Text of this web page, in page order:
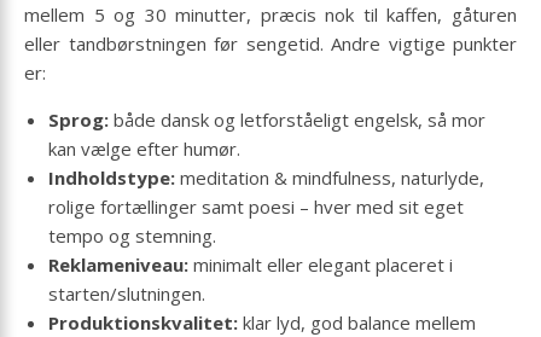
mellem 5 og 30 minutter, præcis nok til kaffen, gåturen
eller tandbørstningen før sengetid. Andre vigtige punkter
er:
Sprog: både dansk og letforståeligt engelsk, så mor
kan vælge efter humør.
Indholdstype: meditation & mindfulness, naturlyde,
rolige fortællinger samt poesi – hver med sit eget
tempo og stemning.
Reklameniveau: minimalt eller elegant placeret i
starten/slutningen.
Produktionskvalitet: klar lyd, god balance mellem